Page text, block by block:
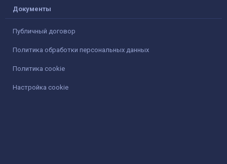
Документы
Публичный договор
Политика обработки персональных данных
Политика cookie
Настройка cookie